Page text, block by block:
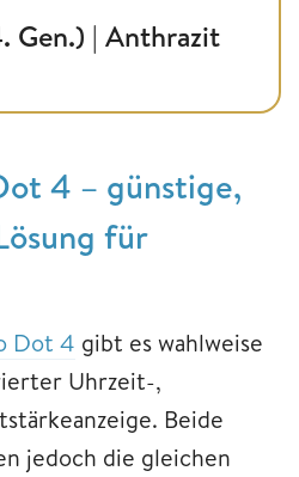
Gen.) | Anthrazit
4 – günstige,
für
Dot 4 gibt es wahlweise
Uhrzeit-,
Beide
jedoch die gleichen